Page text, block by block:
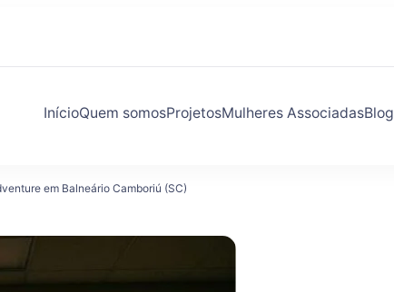
InícioQuem somosProjetosMulheres AssociadasBlog
em Balneário Camboriú (SC)